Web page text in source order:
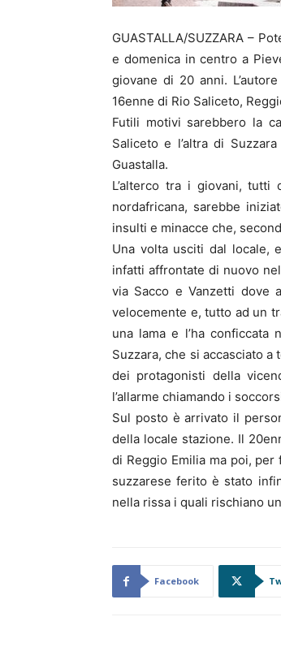
GUASTALLA/SUZZARA –
e domenica in centro a
giovane di 20 anni.
16enne di Rio Saliceto,
Futili motivi sarebbero la
Saliceto e l’altra di
Guastalla.
L’alterco tra i giovani,
nordafricana, sarebbe
insulti e minacce che,
Una volta usciti dal locale,
infatti affrontate di nuovo
via Sacco e Vanzetti dove
velocemente e, tutto ad un
una lama e l’ha
Suzzara, che si accasciato
dei protagonisti della
l’allarme chiamando i
Sul posto è arrivato il
della locale stazione. Il
di Reggio Emilia ma poi,
suzzarese ferito è stato
nella rissa i quali rischiano
Facebook